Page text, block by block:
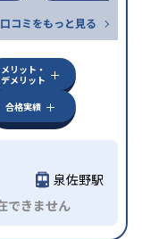
口コミをもっと見る
メリット・
デメリット
合格実績
泉佐野駅
できません